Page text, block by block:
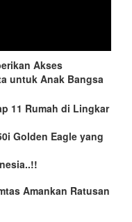
Akses
untuk Anak Bangsa
11 Rumah di Lingkar
Golden Eagle yang
Amankan Ratusan